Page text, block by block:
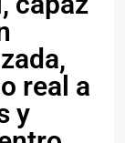
real a
y